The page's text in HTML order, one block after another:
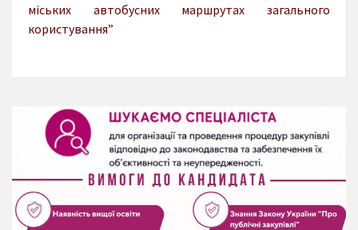
міських автобусних маршрутах загального
користування”